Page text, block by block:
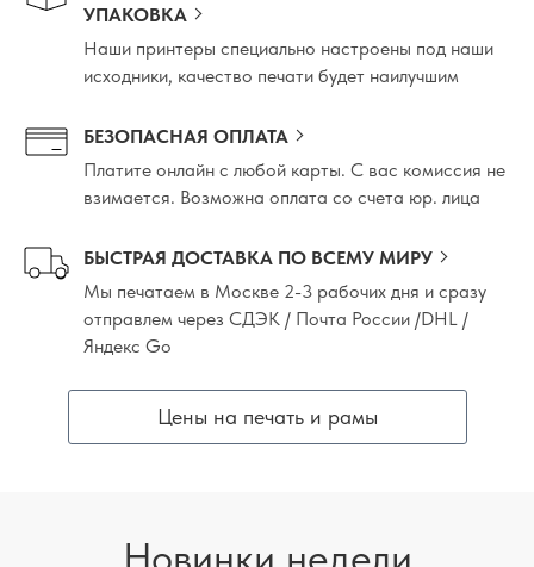
УПАКОВКА
Наши принтеры специально настроены под наши
исходники, качество печати будет наилучшим
БЕЗОПАСНАЯ ОПЛАТА
Платите онлайн с любой карты. С вас комиссия не
взимается. Возможна оплата со счета юр. лица
БЫСТРАЯ ДОСТАВКА ПО ВСЕМУ МИРУ
Мы печатаем в Москве 2-3 рабочих дня и сразу
отправлем через СДЭК / Почта России /DHL /
Яндекс Go
Цены на печать и рамы
Новинки недели